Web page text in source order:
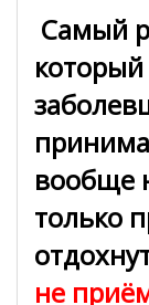
Самый
вообще
только
не